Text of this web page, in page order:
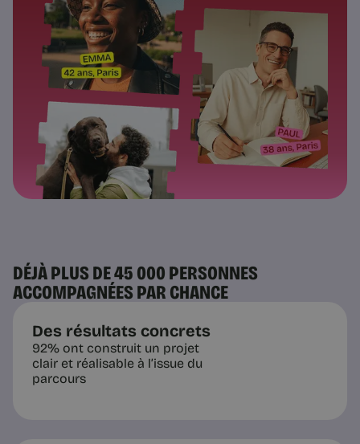
DÉJÀ PLUS DE 45 000 PERSONNES
ACCOMPAGNÉES PAR CHANCE
Des résultats concrets
92% ont construit un projet
clair et réalisable à l’issue du
parcours